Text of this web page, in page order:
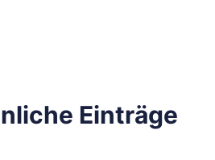
Einträge